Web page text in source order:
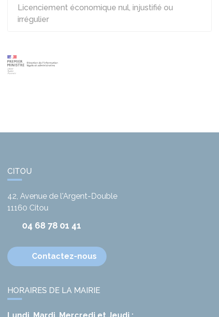
Licenciement économique nul, injustifié ou
irrégulier
CITOU
42, Avenue de l'Argent-Double
11160 Citou
04 68 78 01 41
Contactez-nous
HORAIRES DE LA MAIRIE
Lundi, Mardi, Mercredi et Jeudi :